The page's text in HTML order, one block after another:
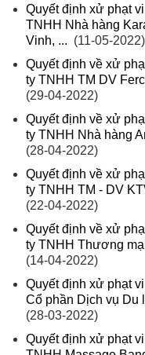
Quyết định xử phạt
TNHH Nhà hàng
Vinh, ... (11-05-2022)
Quyết định về xử
ty TNHH TM DV
(29-04-2022)
Quyết định về xử
ty TNHH Nhà hàng
(28-04-2022)
Quyết định về xử
ty TNHH TM - DV
(22-04-2022)
Quyết định về xử
ty TNHH Thương
(14-04-2022)
Quyết định xử phạt
Cổ phần Dịch vụ Du
(28-03-2022)
Quyết định xử phạt